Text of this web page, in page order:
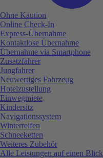
Ohne Kaution
Online Check-In
Express-Übernahme
Kontaktlose Übernahme
Übernahme via Smartphone
Zusatzfahrer
Jungfahrer
Neuwertiges Fahrzeug
Hotelzustellung
Einwegmiete
Kindersitz
Navigationssystem
Winterreifen
Schneeketten
Weiteres Zubehör
Alle Leistungen auf einen Blick